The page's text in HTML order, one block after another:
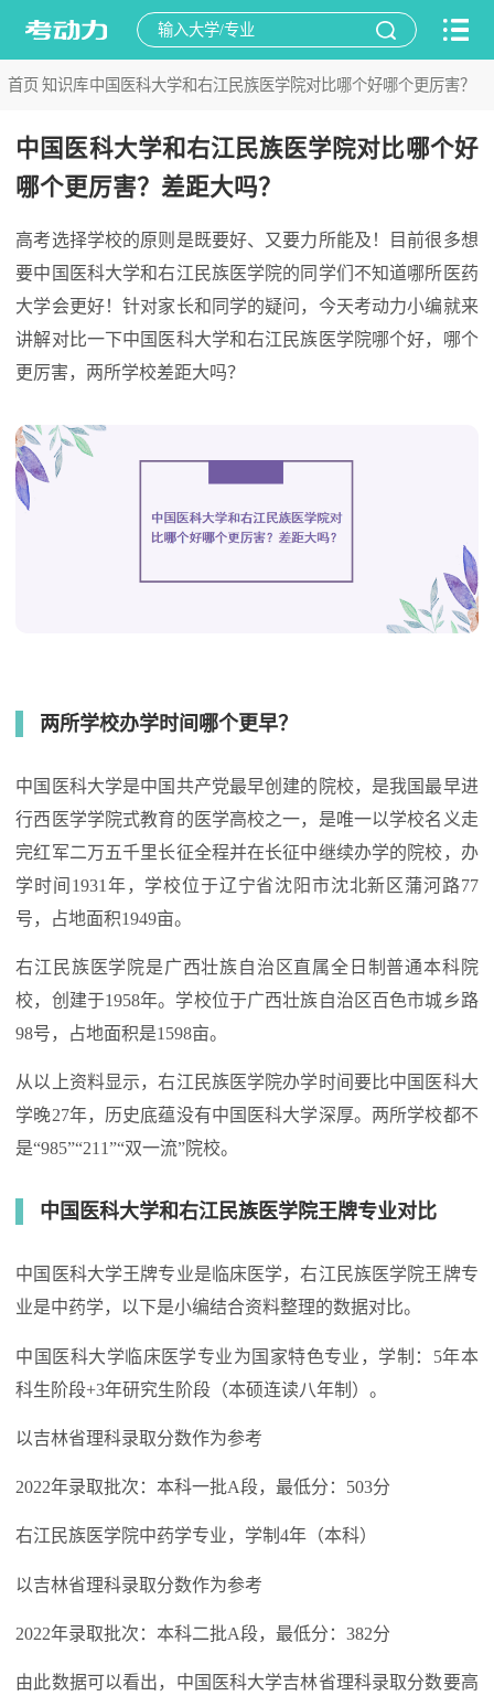
首页 知识库
>
中国医科大学和右江民族医学院对比哪个好哪个更厉害？
差距大吗？
中国医科大学和右江民族医学院对比哪个好
哪个更厉害？差距大吗？
高考选择学校的原则是既要好、又要力所能及！目前很多想
要中国医科大学和右江民族医学院的同学们不知道哪所医药
大学会更好！针对家长和同学的疑问，今天考动力小编就来
讲解对比一下中国医科大学和右江民族医学院哪个好，哪个
更厉害，两所学校差距大吗？
两所学校办学时间哪个更早？
中国医科大学是中国共产党最早创建的院校，是我国最早进
行西医学学院式教育的医学高校之一，是唯一以学校名义走
完红军二万五千里长征全程并在长征中继续办学的院校，办
学时间1931年，学校位于辽宁省沈阳市沈北新区蒲河路77
号，占地面积1949亩。
右江民族医学院是广西壮族自治区直属全日制普通本科院
校，创建于1958年。学校位于广西壮族自治区百色市城乡路
98号，占地面积是1598亩。
从以上资料显示，右江民族医学院办学时间要比中国医科大
学晚27年，历史底蕴没有中国医科大学深厚。两所学校都不
是“985”“211”“双一流”院校。
中国医科大学和右江民族医学院王牌专业对比
中国医科大学王牌专业是临床医学，右江民族医学院王牌专
业是中药学，以下是小编结合资料整理的数据对比。
中国医科大学临床医学专业为国家特色专业，学制：5年本
科生阶段+3年研究生阶段（本硕连读八年制）。
以吉林省理科录取分数作为参考
2022年录取批次：本科一批A段，最低分：503分
右江民族医学院中药学专业，学制4年（本科）
以吉林省理科录取分数作为参考
2022年录取批次：本科二批A段，最低分：382分
由此数据可以看出，中国医科大学吉林省理科录取分数要高